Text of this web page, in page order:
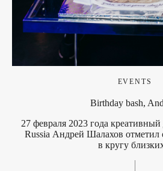
EVENTS
Birthday bash,
27 февраля 2023 года
Russia Андрей Шалахов отметил
в кругу